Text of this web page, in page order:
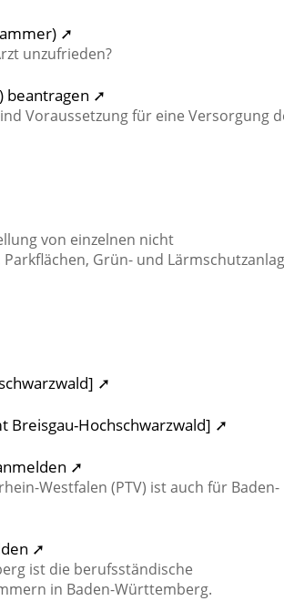
➚
unzufrieden?
beantragen ➚
Voraussetzung für eine Versorgung
von einzelnen nicht
Grün- und
➚
Breisgau-Hochschwarzwald] ➚
➚
Westfalen (PTV) ist auch für Baden-
➚
ist die berufsständische
in Baden-Württemberg.